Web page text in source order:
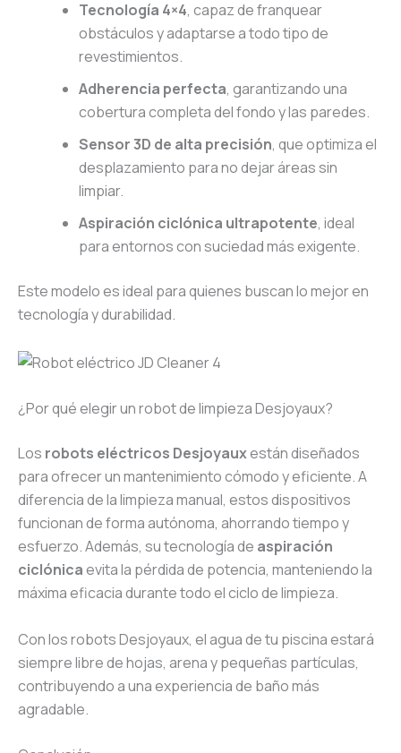
Tecnología 4×4, capaz de franquear
obstáculos y adaptarse a todo tipo de
revestimientos.
Adherencia perfecta, garantizando una
cobertura completa del fondo y las paredes.
Sensor 3D de alta precisión, que optimiza el
desplazamiento para no dejar áreas sin
limpiar.
Aspiración ciclónica ultrapotente, ideal
para entornos con suciedad más exigente.
Este modelo es ideal para quienes buscan lo mejor en
tecnología y durabilidad.
¿Por qué elegir un robot de limpieza Desjoyaux?
Los robots eléctricos Desjoyauxestán diseñados
para ofrecer un mantenimiento cómodo y eficiente. A
diferencia de la limpieza manual, estos dispositivos
funcionan de forma autónoma, ahorrando tiempo y
esfuerzo. Además, su tecnología de aspiración
ciclónicaevita la pérdida de potencia, manteniendo la
máxima eficacia durante todo el ciclo de limpieza.
Con los robots Desjoyaux, el agua de tu piscina estará
siempre libre de hojas, arena y pequeñas partículas,
contribuyendo a una experiencia de baño más
agradable.